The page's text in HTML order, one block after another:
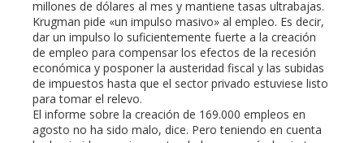
millones de dólares al mes y mantiene tasas ultrabajas.
Krugman pide «un impulso masivo» al empleo. Es decir,
dar un impulso lo suficientemente fuerte a la creación
de empleo para compensar los efectos de la recesión
económica y posponer la austeridad fiscal y las subidas
de impuestos hasta que el sector privado estuviese listo
para tomar el relevo.
El informe sobre la creación de 169.000 empleos en
agosto no ha sido malo, dice. Pero teniendo en cuenta